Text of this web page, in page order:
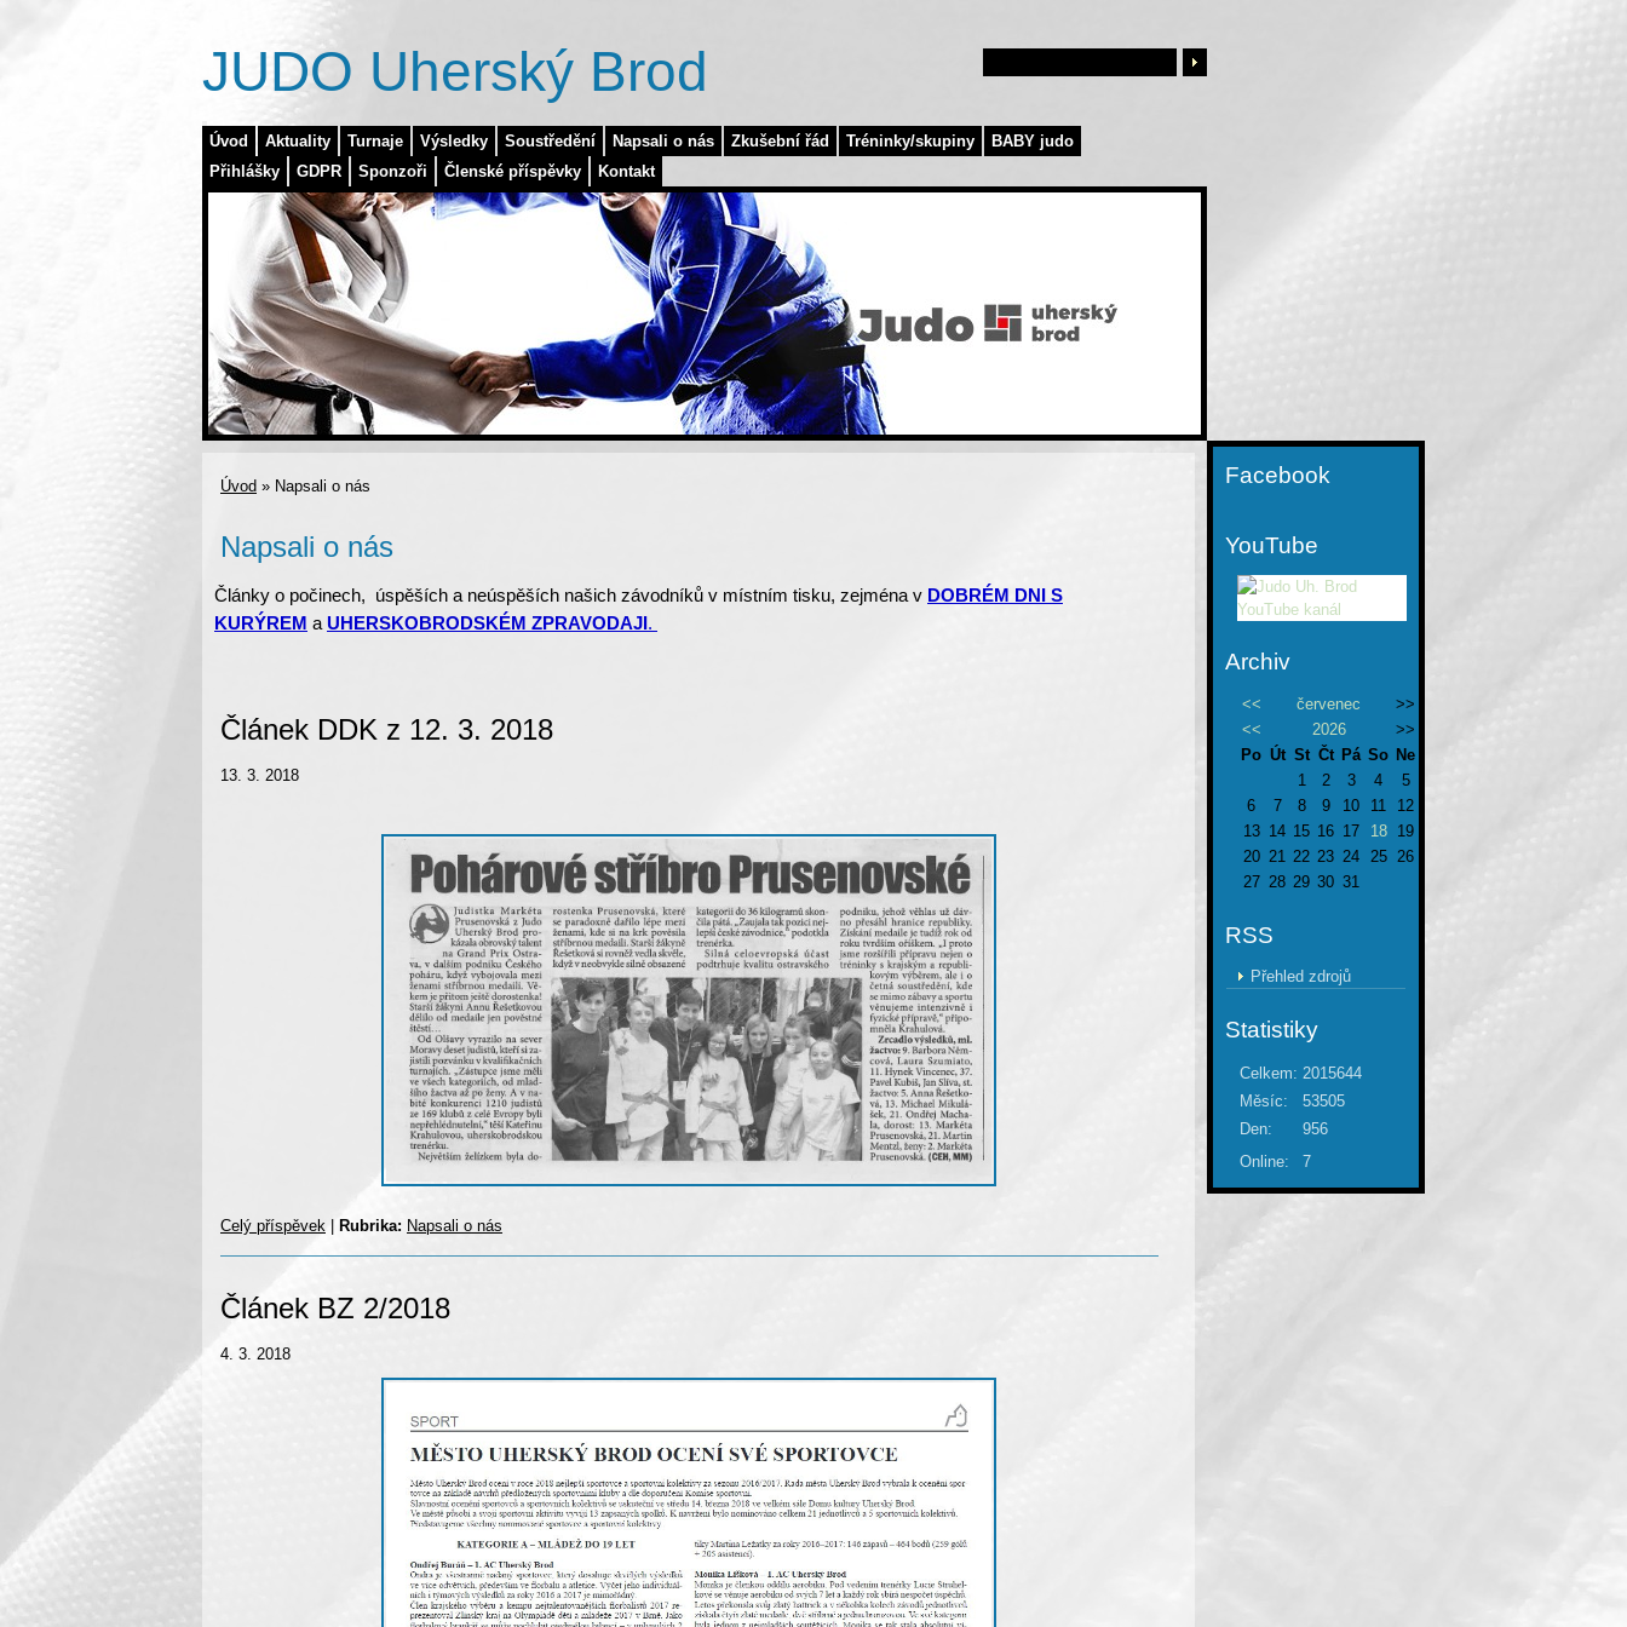
Úvod Aktuality Turnaje Výsledky Soustředění Napsali o nás Zkušební řád Tréninky/skupiny
BABY judo
Přihlášky
GDPR Sponzoři Členské příspěvky Kontakt
JUDO Uherský Brod
Úvod » Napsali o nás
Napsali o nás
Články o počinech, úspěších a neúspěších našich závodníků v místním tisku, zejména v DOBRÉM DNI S
KURÝREM a UHERSKOBRODSKÉM ZPRAVODAJI.
Článek DDK z 12. 3. 2018
13. 3. 2018
Celý příspěvek Rubrika: Napsali o nás
Článek BZ 2/2018
4. 3. 2018
Facebook
YouTube
Archiv
<< červenec
>>
<<
2026
>>
Po Út St Čt Pá So Ne
1
2 3 4
5
6
7 8 9 10 11
12
13 14 15 16 17 18
19
20 21 22 23 24 25 26
27 28 29 30 31
RSS
Přehled zdrojů
Statistiky
Online: 7
Celkem: 2015644
Měsíc:
53505
Den:
956